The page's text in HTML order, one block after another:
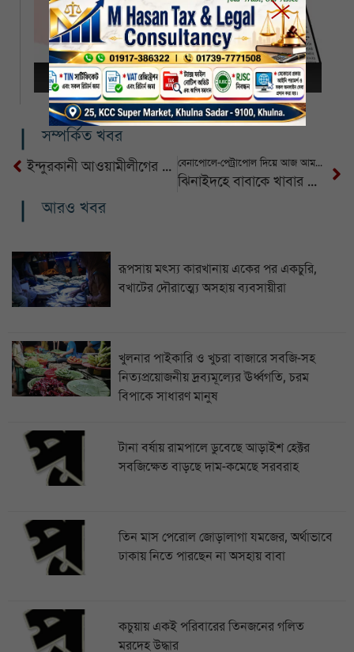
সম্পর্কিত খবর
ইন্দুরকানী আওয়ামীলীগের সম্পাদক গ্রেফতার বেনাপোলে-পেট্রাপোল দিয়ে আজ আমদানি-রপ্তানি বন্ধ
ঝিনাইদহে বাবাকে খাবার পৌঁছে দিতে গিয়ে ট্রাক চাপায় তরুণ নিহত
আরও খবর
রূপসায় মৎস্য কারখানায় একের পর একচুরি,
বখাটের দৌরাত্ম্যে অসহায় ব্যবসায়ীরা
খুলনার পাইকারি ও খুচরা বাজারে সবজি-সহ
নিত্যপ্রয়োজনীয় দ্রব্যমূল্যের ঊর্ধ্বগতি, চরম
বিপাকে সাধারণ মানুষ
টানা বর্ষায় রামপালে ডুবেছে আড়াইশ হেক্টর
সবজিক্ষেত বাড়ছে দাম-কমেছে সরবরাহ
তিন মাস পেরোল জোড়ালাগা যমজের, অর্থাভাবে
ঢাকায় নিতে পারছেন না অসহায় বাবা
কচুয়ায় একই পরিবারের তিনজনের গলিত
মরদেহ উদ্ধার